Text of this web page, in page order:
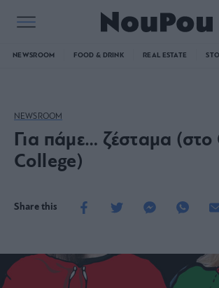
NEWSROOM FOOD & DRINK REAL ESTATE
NEWSROOM
Για πάμε… ζέσταμα (στο
College)
Share this